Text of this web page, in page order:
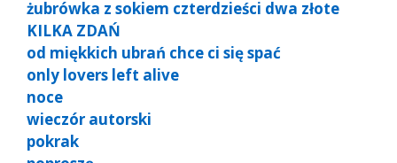
żubrówka z sokiem czterdzieści dwa złote
KILKA ZDAŃ
od miękkich ubrań chce ci się spać
only lovers left alive
noce
wieczór autorski
pokrak